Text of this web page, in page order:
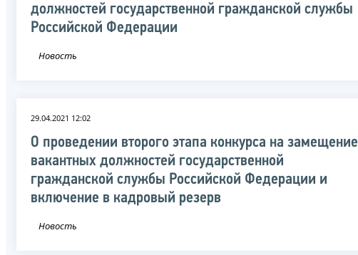
должностей государственной гражданской службы
Российской Федерации
Новость
29.04.2021 12:02
О проведении второго этапа конкурса на замещение
вакантных должностей государственной
гражданской службы Российской Федерации и
включение в кадровый резерв
Новость